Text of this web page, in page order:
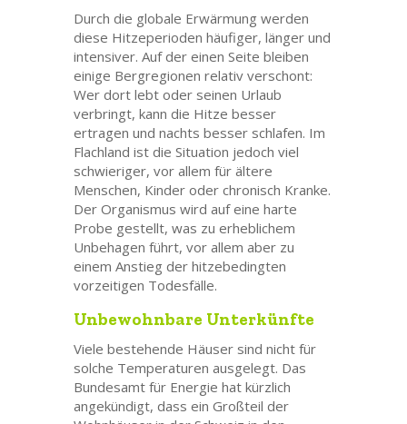
Durch die globale Erwärmung werden
diese Hitzeperioden häufiger, länger und
intensiver. Auf der einen Seite bleiben
einige Bergregionen relativ verschont:
Wer dort lebt oder seinen Urlaub
verbringt, kann die Hitze besser
ertragen und nachts besser schlafen. Im
Flachland ist die Situation jedoch viel
schwieriger, vor allem für ältere
Menschen, Kinder oder chronisch Kranke.
Der Organismus wird auf eine harte
Probe gestellt, was zu erheblichem
Unbehagen führt, vor allem aber zu
einem Anstieg der hitzebedingten
vorzeitigen Todesfälle.
Unbewohnbare Unterkünfte
Viele bestehende Häuser sind nicht für
solche Temperaturen ausgelegt. Das
Bundesamt für Energie hat kürzlich
angekündigt, dass ein Großteil der